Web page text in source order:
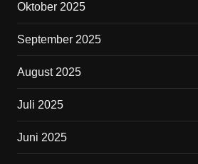
Oktober 2025
September 2025
August 2025
Juli 2025
Juni 2025